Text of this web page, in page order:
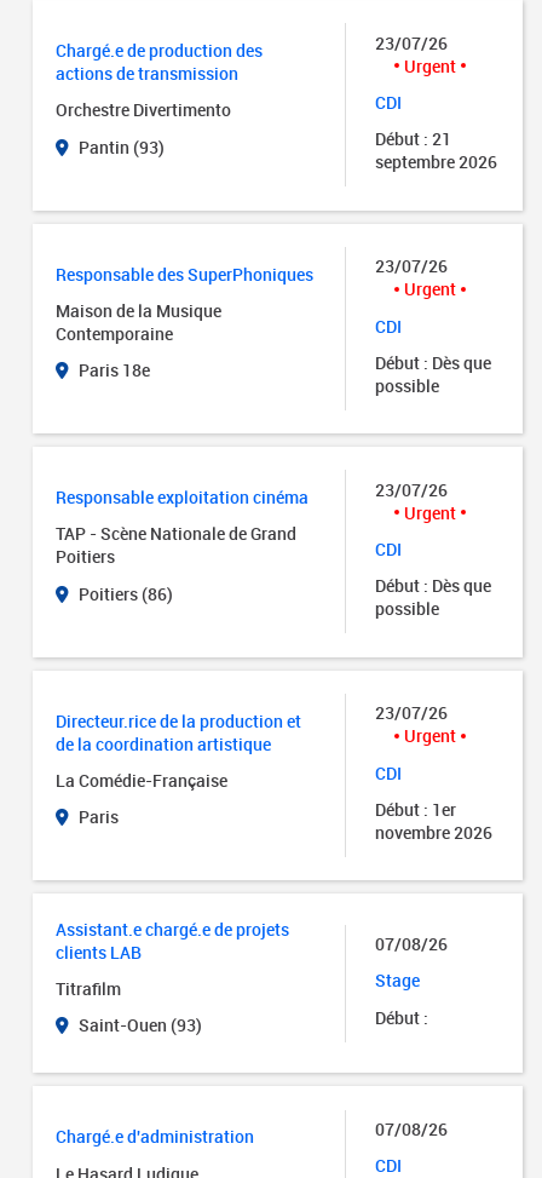
Chargé.e de production des
actions de transmission
Orchestre Divertimento
Pantin (93)
23/07/26
Urgent
CDI
Début : 21
septembre 2026
Responsable des SuperPhoniques
Maison de la Musique
Contemporaine
Paris 18e
23/07/26
Urgent
CDI
Début : Dès que
possible
Responsable exploitation cinéma
TAP - Scène Nationale de Grand
Poitiers
Poitiers (86)
23/07/26
Urgent
CDI
Début : Dès que
possible
Directeur.rice de la production et
de la coordination artistique
La Comédie-Française
Paris
23/07/26
Urgent
CDI
Début : 1er
novembre 2026
Assistant.e chargé.e de projets
clients LAB
Titrafilm
Saint-Ouen (93)
07/08/26
Stage
Début :
Chargé.e d'administration
Le Hasard Ludique
07/08/26
CDI